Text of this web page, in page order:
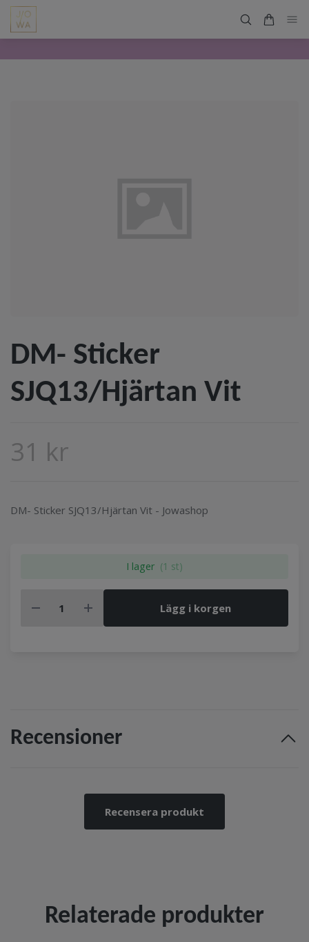
DM- Sticker
SJQ13/Hjärtan Vit
31 kr
DM- Sticker SJQ13/Hjärtan Vit - Jowashop
I lager (1 st)
Lägg i korgen
Recensioner
Recensera produkt
Relaterade produkter